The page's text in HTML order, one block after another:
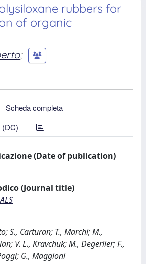
rubbers for
of organic
;
Scheda completa
(DC)
(Date of publication)
(Journal title)
S., Carturan; T., Marchi; M.,
V. L., Kravchuk; M., Degerlier; F.,
G., Maggioni